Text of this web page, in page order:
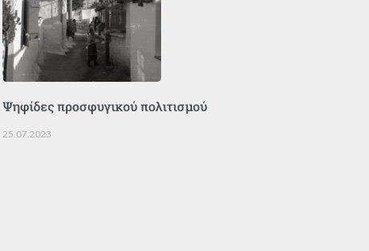
Ψηφίδες προσφυγικού πολιτισμού
25.07.2023